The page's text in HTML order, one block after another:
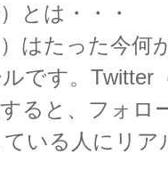
とは・・・
はたった今何
です。Twitter
ると、フォロ
いる人にリア